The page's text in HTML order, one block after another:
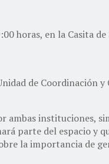
horas, en la Casita
de
ambas instituciones,
parte del espacio y
la importancia de